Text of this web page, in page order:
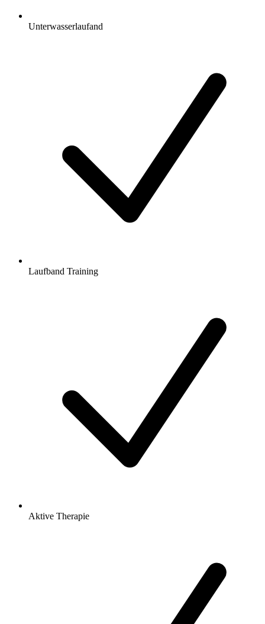
Unterwasserlaufand
Laufband Training
Aktive Therapie